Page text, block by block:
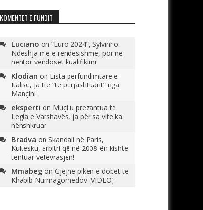
KOMENTET E FUNDIT
Luciano on “Euro 2024”, Sylvinho:
Ndeshja më e rëndësishme, por në
nëntor vendoset kualifikimi
Klodian on Lista përfundimtare e
Italisë, ja tre “të përjashtuarit” nga
Mançini
eksperti on Muçi u prezantua te
Legia e Varshavës, ja për sa vite ka
nënshkruar
Bradva on Skandali në Paris,
Kultesku, arbitri që në 2008-ën kishte
tentuar vetëvrasjen!
Mmabeg on Gjejnë pikën e dobët të
Khabib Nurmagomedov (VIDEO)